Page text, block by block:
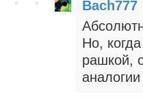
Bach777
Но,
рашкой,